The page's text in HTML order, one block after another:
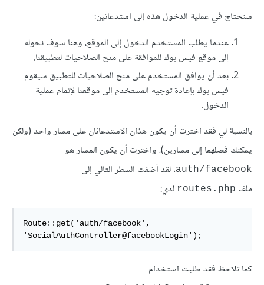
سنحتاج في عملية الدخول هذه إلى استدعائين:
عندما يطلب المستخدم الدخول إلى الموقع، وهنا سوف نحوله
إلى موقع فيس بوك للموافقة على منح الصلاحيات لتطبيقنا.
بعد أن يوافق المستخدم على منح الصلاحيات للتطبيق سيقوم
فيس بوك بإعادة توجيه المستخدم إلى موقعنا لإتمام عملية
الدخول.
بالنسبة لي فقد اخترت أن يكون هذان الاستدعائان على مسار واحد (ولكن
يمكنك فصلهما إلى مسارين)، واخترت أن يكون المسار هو
auth/facebook. لقد أضفت السطر التالي إلى
ملف routes.php لدي:
Route::get('auth/facebook',
'SocialAuthController@facebookLogin');
كما تلاحظ فقد طلبت استخدام